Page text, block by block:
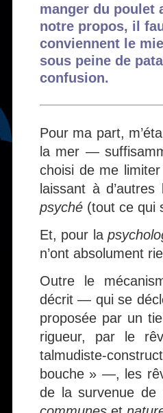
manger du poulet
notre propos, il
conviennent le
sous peine de
confusion.
Pour ma part,
la mer —
choisi de me
laissant à
psyché (tout ce qui
Et, pour la
n’ont absolument
Outre le
décrit — qui se
proposée par un
rigueur, par le
talmudiste-
bouche » —, les
de la survenue